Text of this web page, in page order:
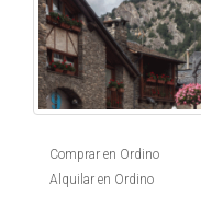
Comprar en Ordino
Alquilar en Ordino